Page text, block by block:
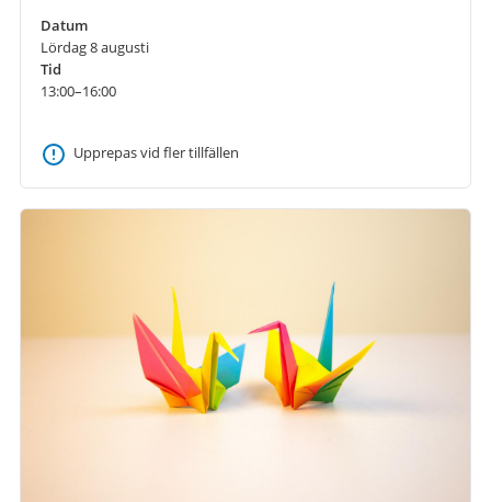
Datum
Lördag 8 augusti
Tid
13:00–16:00
Upprepas vid fler tillfällen